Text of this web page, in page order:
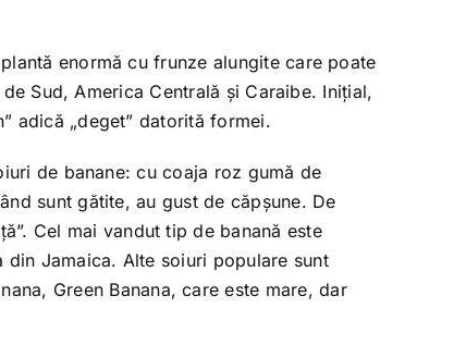
enormă cu frunze alungite care poate
Sud, America Centrală și Caraibe. Inițial,
adică „deget” datorită formei.
de banane: cu coaja roz gumă de
sunt gătite, au gust de căpșune. De
Cel mai vandut tip de banană este
din Jamaica. Alte soiuri populare sunt
Green Banana, care este mare, dar